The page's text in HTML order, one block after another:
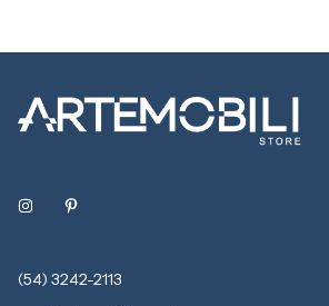
(54) 3242-2113